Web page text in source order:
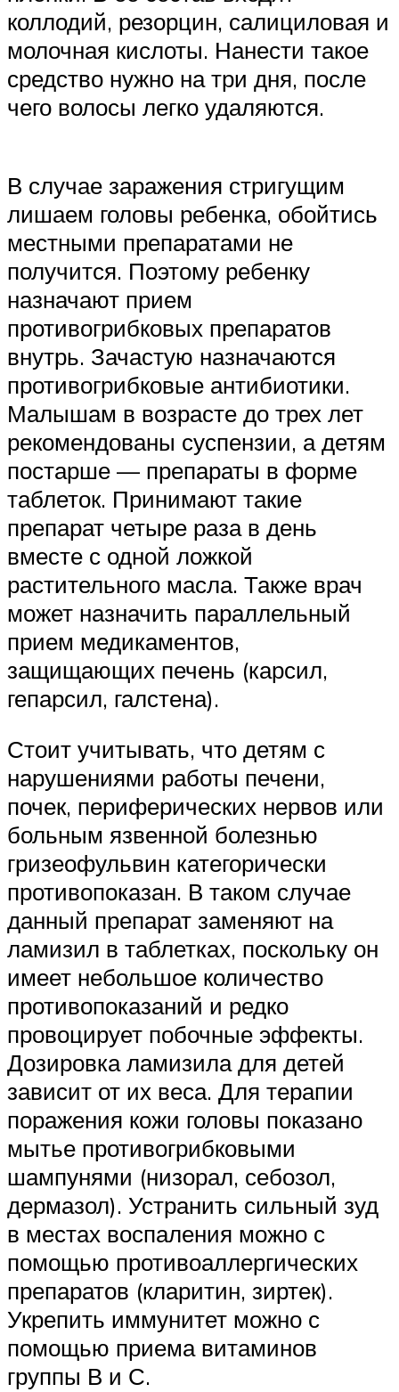
коллодий, резорцин, салициловая и
молочная кислоты. Нанести такое
средство нужно на три дня, после
чего волосы легко удаляются.
В случае заражения стригущим
лишаем головы ребенка, обойтись
местными препаратами не
получится. Поэтому ребенку
назначают прием
противогрибковых препаратов
внутрь. Зачастую назначаются
противогрибковые антибиотики.
Малышам в возрасте до трех лет
рекомендованы суспензии, а детям
постарше — препараты в форме
таблеток. Принимают такие
препарат четыре раза в день
вместе с одной ложкой
растительного масла. Также врач
может назначить параллельный
прием медикаментов,
защищающих печень (карсил,
гепарсил, галстена).
Стоит учитывать, что детям с
нарушениями работы печени,
почек, периферических нервов или
больным язвенной болезнью
гризеофульвин категорически
противопоказан. В таком случае
данный препарат заменяют на
ламизил в таблетках, поскольку он
имеет небольшое количество
противопоказаний и редко
провоцирует побочные эффекты.
Дозировка ламизила для детей
зависит от их веса. Для терапии
поражения кожи головы показано
мытье противогрибковыми
шампунями (низорал, себозол,
дермазол). Устранить сильный зуд
в местах воспаления можно с
помощью противоаллергических
препаратов (кларитин, зиртек).
Укрепить иммунитет можно с
помощью приема витаминов
группы В и С.